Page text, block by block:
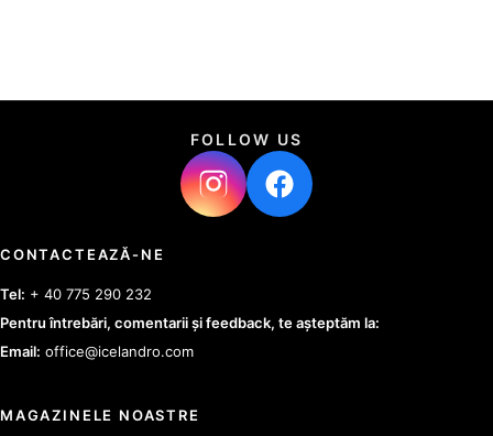
FOLLOW US
CONTACTEAZĂ-NE
Tel: + 40 775 290 232
Pentru întrebări, comentarii și feedback, te așteptăm la:
Email: office@icelandro.com
MAGAZINELE NOASTRE